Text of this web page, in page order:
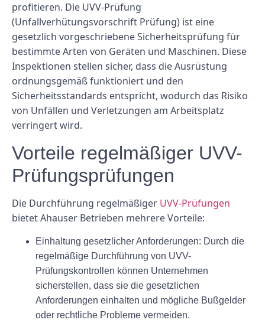
profitieren. Die UVV-Prüfung
(Unfallverhütungsvorschrift Prüfung) ist eine
gesetzlich vorgeschriebene Sicherheitsprüfung für
bestimmte Arten von Geräten und Maschinen. Diese
Inspektionen stellen sicher, dass die Ausrüstung
ordnungsgemäß funktioniert und den
Sicherheitsstandards entspricht, wodurch das Risiko
von Unfällen und Verletzungen am Arbeitsplatz
verringert wird.
Vorteile regelmäßiger UVV-
Prüfungsprüfungen
Die Durchführung regelmäßiger UVV-Prüfungen
bietet Ahauser Betrieben mehrere Vorteile:
Einhaltung gesetzlicher Anforderungen: Durch die
regelmäßige Durchführung von UVV-
Prüfungskontrollen können Unternehmen
sicherstellen, dass sie die gesetzlichen
Anforderungen einhalten und mögliche Bußgelder
oder rechtliche Probleme vermeiden.